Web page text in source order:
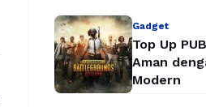
Gadget
Top Up
Aman
Modern